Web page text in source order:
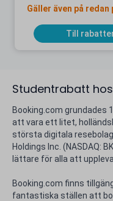
Studentrabatt
Booking.com grundades
att vara ett litet,
största digitala
Holdings Inc. (NASDAQ:
lättare för alla att
Booking.com finns
fantastiska ställen att
Gäller även på
Till